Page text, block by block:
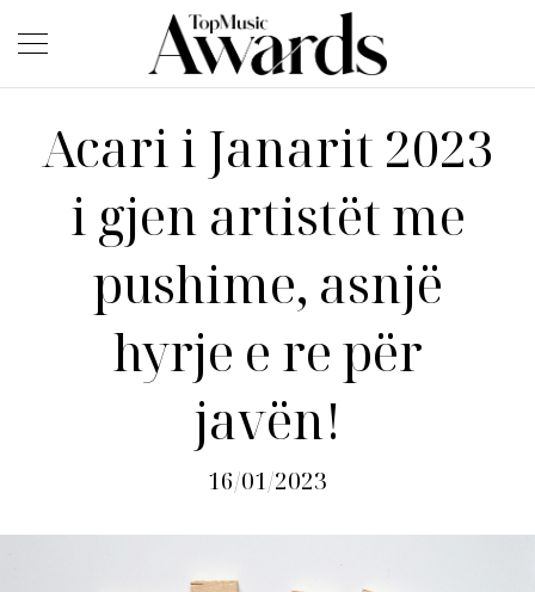
Acari i Janarit 2023
i gjen artistët me
pushime, asnjë
hyrje e re për
javën!
16/01/2023